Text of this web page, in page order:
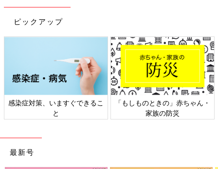
けで、家の壁がホワイトボードになりますよ！自立式ホワイトボ
ピックアップ
感染症対策、いますぐできるこ
と
「もしものときの」赤ちゃん・
家族の防災
最新号